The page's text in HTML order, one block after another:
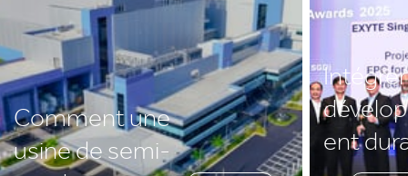
Comment une
usine de semi-
ent